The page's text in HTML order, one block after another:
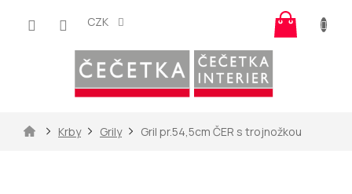
CZK
košík
DomůKrby Grily Gril pr.54,5cm ČER s trojnožkou